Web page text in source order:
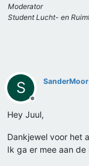
Moderator
Student Lucht- en
S
Offline
SanderMoor
Hey Juul,
Dankjewel voor het
Ik ga er mee aan